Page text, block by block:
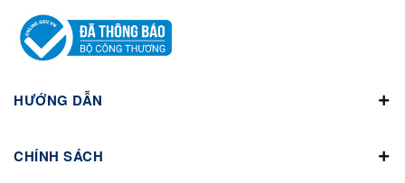
HƯỚNG DẪN
CHÍNH SÁCH